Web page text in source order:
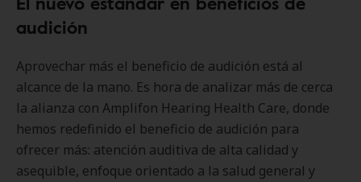
audición
Aprovechar más el beneficio de audición está al
alcance de la mano. Es hora de analizar más de cerca
la alianza con Amplifon Hearing Health Care, donde
hemos redefinido el beneficio de audición para
ofrecer más: atención auditiva de alta calidad y
asequible, enfoque orientado a la salud general y